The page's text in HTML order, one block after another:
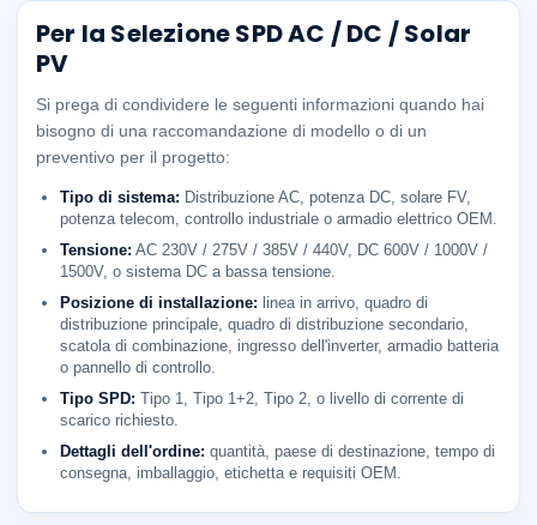
Per la Selezione SPD AC / DC / Solar
PV
Si prega di condividere le seguenti informazioni quando hai
bisogno di una raccomandazione di modello o di un
preventivo per il progetto:
Tipo di sistema: Distribuzione AC, potenza DC, solare FV,
potenza telecom, controllo industriale o armadio elettrico OEM.
Tensione: AC 230V / 275V / 385V / 440V, DC 600V / 1000V /
1500V, o sistema DC a bassa tensione.
Posizione di installazione: linea in arrivo, quadro di
distribuzione principale, quadro di distribuzione secondario,
scatola di combinazione, ingresso dell'inverter, armadio batteria
o pannello di controllo.
Tipo SPD: Tipo 1, Tipo 1+2, Tipo 2, o livello di corrente di
scarico richiesto.
Dettagli dell'ordine: quantità, paese di destinazione, tempo di
consegna, imballaggio, etichetta e requisiti OEM.